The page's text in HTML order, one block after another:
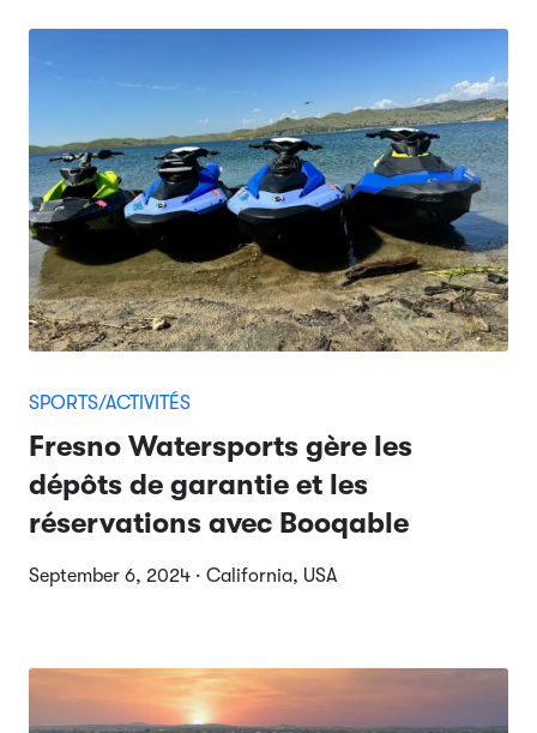
SPORTS/ACTIVITÉS
Fresno Watersports gère les
dépôts de garantie et les
réservations avec Booqable
September 6, 2024 · California, USA